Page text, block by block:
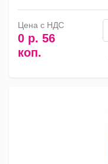
Цена с НДС
0 р. 56
коп.